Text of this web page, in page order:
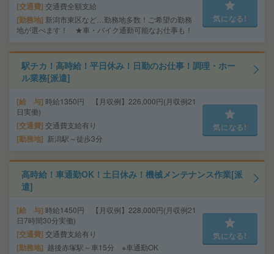
交通費 交通費全額支給
勤務地 新潟市東区など…勤務地多数！ご希望の勤務
地が選べます！ ★車・バイク通勤可能なお仕事も！
気になる!
駅チカ！高時給！平日休み！日勤のお仕事！調理・ホー
ル業務[派遣]
給 与 時給1350円 【月収例】226,000円(月収例21
日実働)
交通費 交通費支給有り
勤務地 新潟駅～徒歩3分
気になる!
高時給！車通勤OK！土日休み！機械メンテナンス作業[派
遣]
給 与 時給1450円 【月収例】228,000円(月収例21
日7時間30分実働)
交通費 交通費支給有り
勤務地 越後赤塚駅～車15分 ※車通勤OK
気になる!